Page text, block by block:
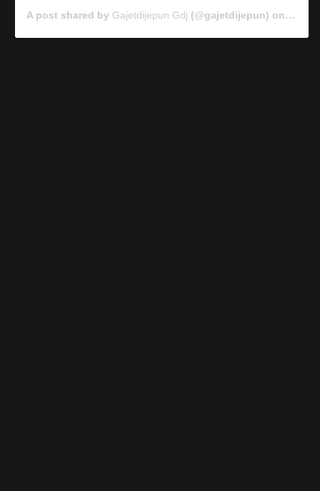
A post shared by Gajetdijepun Gdj (@gajetdijepun) on Jan 7,